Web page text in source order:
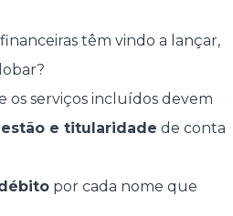
têm vindo a lançar,
serviços incluídos devem
e titularidade de conta
por cada nome que